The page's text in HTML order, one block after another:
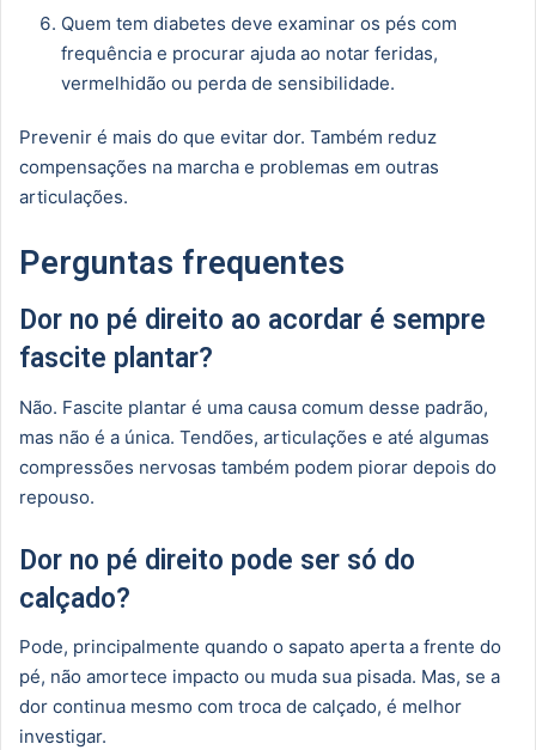
Quem tem diabetes deve examinar os pés com
frequência e procurar ajuda ao notar feridas,
vermelhidão ou perda de sensibilidade.
Prevenir é mais do que evitar dor. Também reduz
compensações na marcha e problemas em outras
articulações.
Perguntas frequentes
Dor no pé direito ao acordar é sempre
fascite plantar?
Não. Fascite plantar é uma causa comum desse padrão,
mas não é a única. Tendões, articulações e até algumas
compressões nervosas também podem piorar depois do
repouso.
Dor no pé direito pode ser só do
calçado?
Pode, principalmente quando o sapato aperta a frente do
pé, não amortece impacto ou muda sua pisada. Mas, se a
dor continua mesmo com troca de calçado, é melhor
investigar.